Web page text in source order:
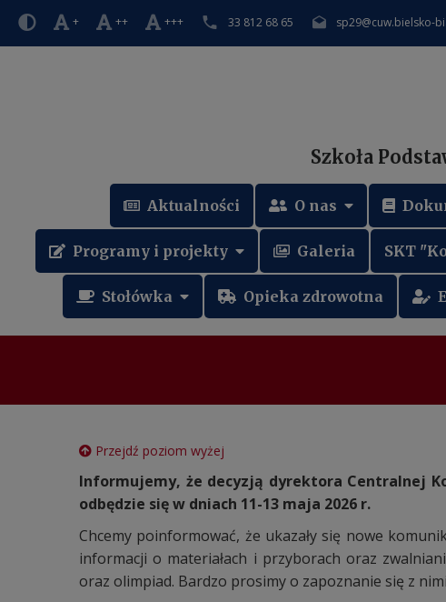
+ ++ +++ 33 812 68 65 sp29@cuw.bielsko-
Szkoła
Aktualności O nas
Programy i projekty Galeria SKT
Stołówka Opieka zdrowotna
Przejdź poziom wyżej
Informujemy, że decyzją dyrektora Centralnej
odbędzie się w dniach 11-13 maja 2026 r.
Chcemy poinformować, że ukazały się nowe
informacji o materiałach i przyborach oraz
oraz olimpiad. Bardzo prosimy o zapoznanie się z